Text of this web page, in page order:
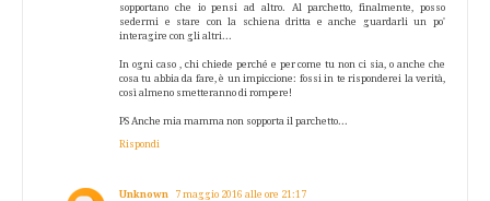
sopportano che io pensi ad altro. Al parchetto, finalmente, posso
sedermi e stare con la schiena dritta e anche guardarli un po'
interagire con gli altri...
In ogni caso , chi chiede perché e per come tu non ci sia, o anche che
cosa tu abbia da fare, è un impiccione: fossi in te risponderei la verità,
così almeno smetteranno di rompere!
PS Anche mia mamma non sopporta il parchetto...
Rispondi
Unknown 7 maggio 2016 alle ore 21:17